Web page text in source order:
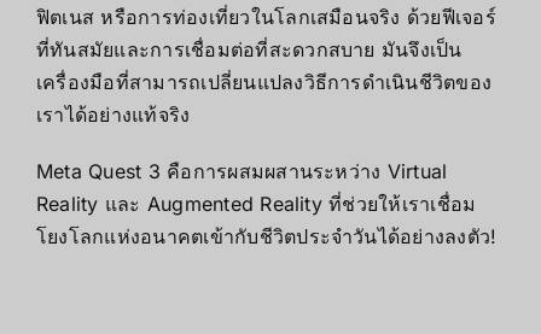
ฟิตเนส หรือการท่องเที่ยวในโลกเสมือนจริง ด้วยฟีเจอร์
ที่ทันสมัยและการเชื่อมต่อที่สะดวกสบาย มันจึงเป็น
เครื่องมือที่สามารถเปลี่ยนแปลงวิธีการดำเนินชีวิตของ
เราได้อย่างแท้จริง
Meta Quest 3 คือการผสมผสานระหว่าง Virtual
Reality และ Augmented Realityที่ช่วยให้เราเชื่อม
โยงโลกแห่งอนาคตเข้ากับชีวิตประจำวันได้อย่างลงตัว!